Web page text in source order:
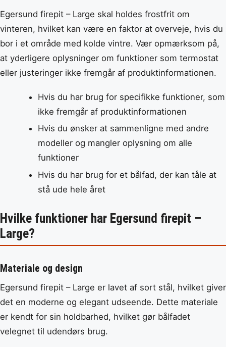
Egersund firepit – Large skal holdes frostfrit om
vinteren, hvilket kan være en faktor at overveje, hvis du
bor i et område med kolde vintre. Vær opmærksom på,
at yderligere oplysninger om funktioner som termostat
eller justeringer ikke fremgår af produktinformationen.
Hvis du har brug for specifikke funktioner, som
ikke fremgår af produktinformationen
Hvis du ønsker at sammenligne med andre
modeller og mangler oplysning om alle
funktioner
Hvis du har brug for et bålfad, der kan tåle at
stå ude hele året
Hvilke funktioner har Egersund firepit –
Large?
Materiale og design
Egersund firepit – Large er lavet af sort stål, hvilket giver
det en moderne og elegant udseende. Dette materiale
er kendt for sin holdbarhed, hvilket gør bålfadet
velegnet til udendørs brug.